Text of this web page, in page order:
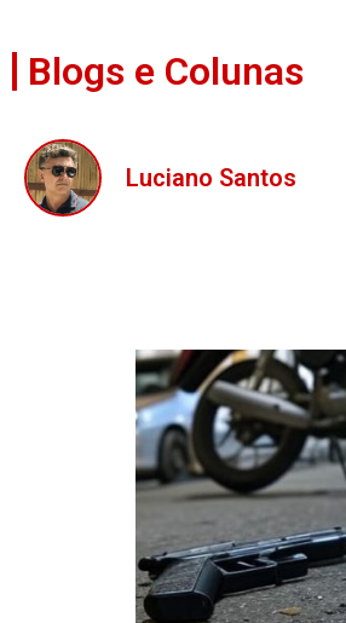
Blogs e Colunas
Luciano Santos